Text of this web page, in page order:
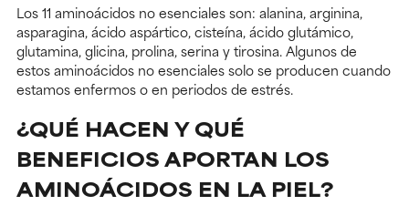
Los 11 aminoácidos no esenciales son: alanina, arginina,
asparagina, ácido aspártico, cisteína, ácido glutámico,
glutamina, glicina, prolina, serina y tirosina. Algunos de
estos aminoácidos no esenciales solo se producen cuando
estamos enfermos o en periodos de estrés.
¿QUÉ HACEN Y QUÉ
BENEFICIOS APORTAN LOS
AMINOÁCIDOS EN LA PIEL?